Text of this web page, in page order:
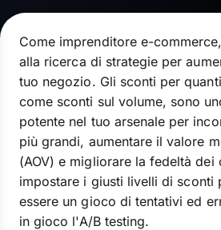
Come imprenditore e-
alla ricerca di strategie per
tuo negozio. Gli sconti per
come sconti sul volume, sono
potente nel tuo arsenale per
più grandi, aumentare il valore
(AOV) e migliorare la fedeltà dei
impostare i giusti livelli di sconti
essere un gioco di tentativi ed
in gioco l'A/B testing.